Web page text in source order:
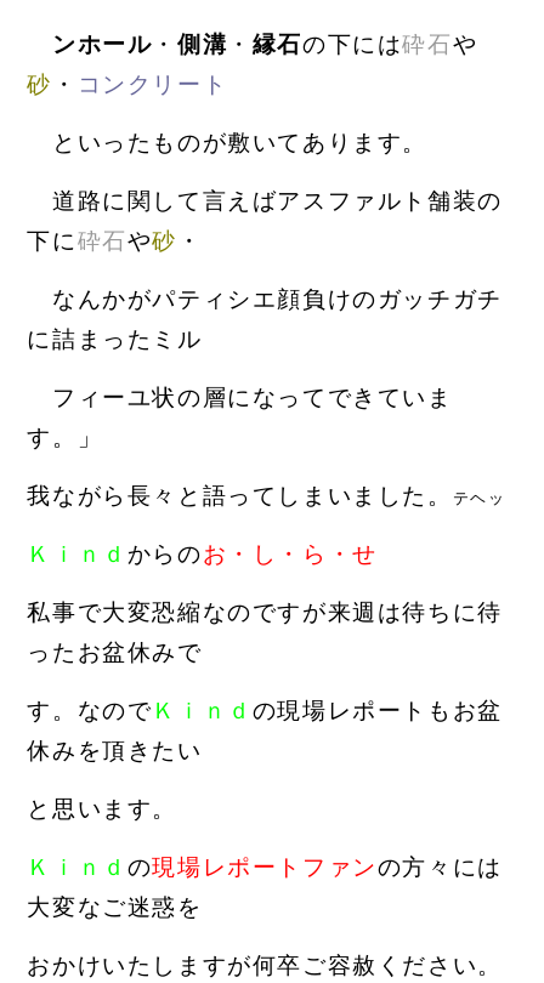
ンホール ・側溝 ・ 縁石の下には砕石や
砂 ・ コンクリート
といっ たものが敷いてあります。
道路に関して言えばアスファルト舗装の
下に砕石や砂 ・
なんかがパティシエ顔負けのガッチガチ
に詰 ま ったミル
フィーユ状の層になってできていま
す。
」
我ながら長々と語ってしまいました。 テヘッ
Ｋｉｎｄ からのお・し・ら・せ
私事で大変恐縮なのですが来週は待ちに待
ったお盆休みで
す。 なので Ｋｉｎｄ の現場レポートもお盆
休みを頂きたい
と思 い ます。
Ｋｉｎｄ の現場レポートファンの方々には
大変なご迷惑を
おかけいたしますが何卒ご容赦ください。